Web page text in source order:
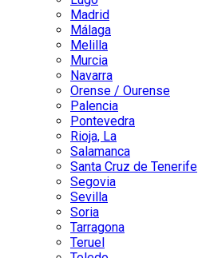
Madrid
Málaga
Melilla
Murcia
Navarra
Orense / Ourense
Palencia
Pontevedra
Rioja, La
Salamanca
Santa Cruz de Tenerife
Segovia
Sevilla
Soria
Tarragona
Teruel